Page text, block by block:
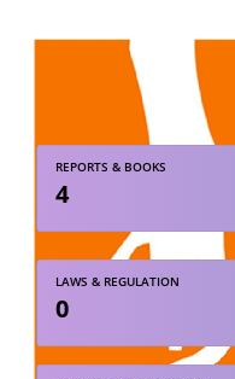
REPORTS & BOOKS
4
LAWS & REGULATION
0